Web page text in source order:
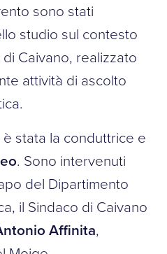
sono stati
studio sul contesto
Caivano, realizzato
attività di ascolto
stata la conduttrice e
. Sono intervenuti
del Dipartimento
il Sindaco di Caivano
Affinita,